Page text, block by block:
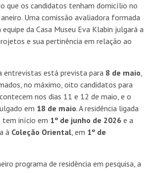
que os candidatos tenham domicílio no
Uma comissão avaliadora formada
da Casa Museu Eva Klabin julgará a
e sua pertinência em relação ao
entrevistas está prevista para 8 de maio,
no máximo, oito candidatos para
nos dias 11 e 12 de maio, e o
em 18 de maio. A residência ligada
tem início em 1º de junho de 2026 e a
à Coleção Oriental, em 1º de
programa de residência em pesquisa, a